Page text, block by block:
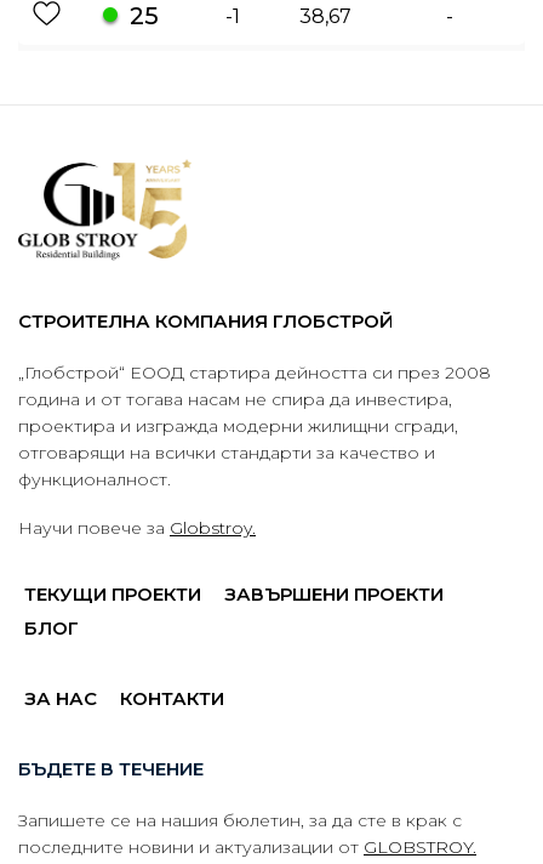
25 -1 38,67 -
СТРОИТЕЛНА КОМПАНИЯ ГЛОБСТРОЙ
„Глобстрой“ ЕООД стартира дейността си през 2008
година и от тогава насам не спира да инвестира,
проектира и изгражда модерни жилищни сгради,
отговарящи на всички стандарти за качество и
функционалност.
Научи повече за Globstroy.
ТЕКУЩИ ПРОЕКТИ
ЗАВЪРШЕНИ ПРОЕКТИ
БЛОГ
ЗА НАС КОНТАКТИ
БЪДЕТЕ В ТЕЧЕНИЕ
Запишете се на нашия бюлетин, за да сте в крак с
последните новини и актуализации от GLOBSTROY.